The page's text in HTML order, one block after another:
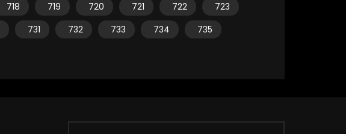
718 719 720 721 722
723
731 732 733 734
735